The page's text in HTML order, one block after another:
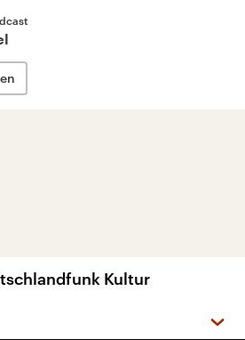
Kultur